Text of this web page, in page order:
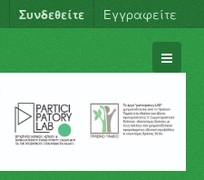
Συνδεθείτε Εγγραφείτε